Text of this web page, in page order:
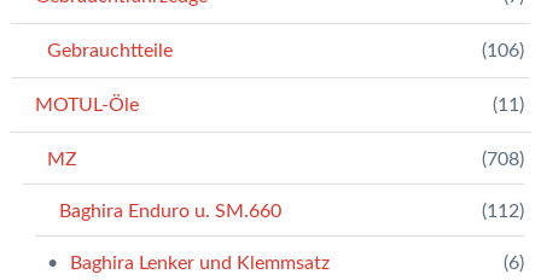
Gebrauchtteile (106)
MOTUL-Öle (11)
MZ (708)
Baghira Enduro u. SM.660 (112)
Baghira Lenker und Klemmsatz (6)